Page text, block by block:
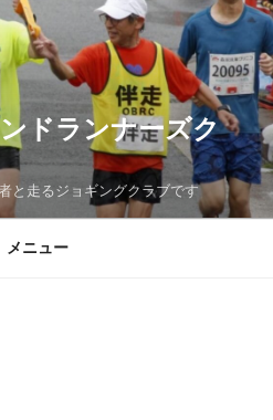
ドランナーズク
と走るジョギングクラブです
メニュー